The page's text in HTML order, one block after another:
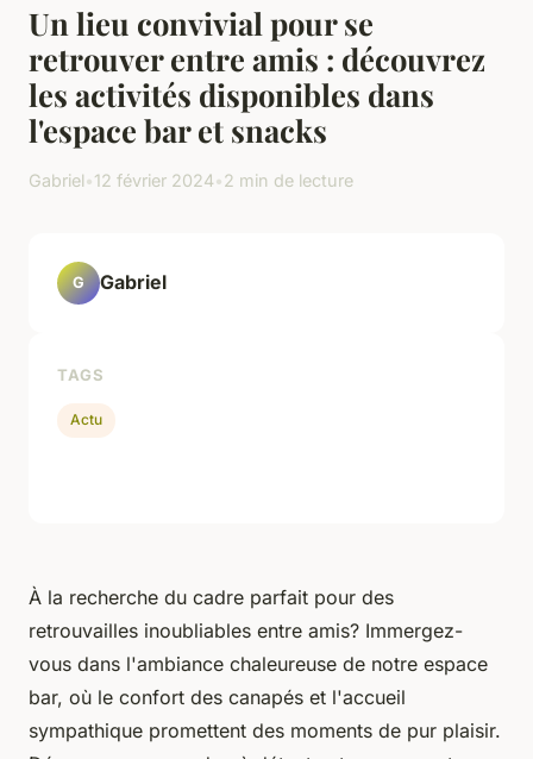
Un lieu convivial pour se
retrouver entre amis : découvrez
les activités disponibles dans
l'espace bar et snacks
Gabriel•12 février 2024•2 min de lecture
À la recherche du cadre parfait pour des
retrouvailles inoubliables entre amis? Immergez-
vous dans l'ambiance chaleureuse de notre espace
bar, où le confort des canapés et l'accueil
sympathique promettent des moments de pur plaisir.
G Gabriel
TAGS
Actu